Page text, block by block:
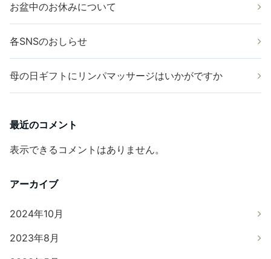
お盆中のお休みについて
各SNSのおしらせ
母の日ギフトにリンパマッサージはいかがですか
最近のコメント
表示できるコメントはありません。
アーカイブ
2024年10月
2023年8月